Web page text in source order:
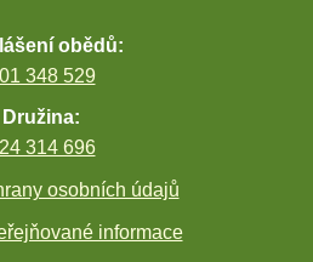
obědů:
348 529
Družina:
314 696
osobních údajů
informace